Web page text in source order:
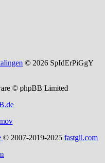
© 2026 SpIdErPiGgY
© phpBB Limited
© 2007-2019-2025 fastgil.com